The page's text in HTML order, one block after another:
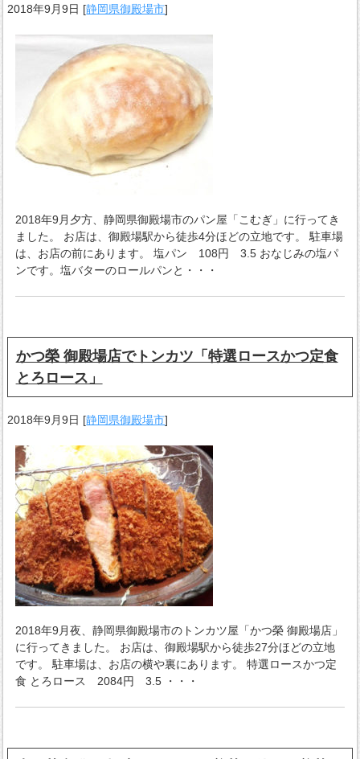
2018年9月9日 [静岡県御殿場市]
2018年9月夕方、静岡県御殿場市のパン屋「こむぎ」に行ってき
ました。 お店は、御殿場駅から徒歩4分ほどの立地です。 駐車場
は、お店の前にあります。 塩パン 108円 3.5 おなじみの塩パ
ンです。塩バターのロールパンと・・・
かつ榮 御殿場店でトンカツ「特選ロースかつ定食
とろロース」
2018年9月9日 [静岡県御殿場市]
2018年9月夜、静岡県御殿場市のトンカツ屋「かつ榮 御殿場店」
に行ってきました。 お店は、御殿場駅から徒歩27分ほどの立地
です。 駐車場は、お店の横や裏にあります。 特選ロースかつ定
食 とろロース 2084円 3.5 ・・・